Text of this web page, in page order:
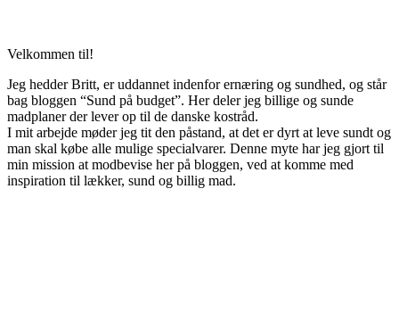
Velkommen til!
Jeg hedder Britt, er uddannet indenfor ernæring og sundhed, og står
bag bloggen “Sund på budget”. Her deler jeg billige og sunde
madplaner der lever op til de danske kostråd.
I mit arbejde møder jeg tit den påstand, at det er dyrt at leve sundt og
man skal købe alle mulige specialvarer. Denne myte har jeg gjort til
min mission at modbevise her på bloggen, ved at komme med
inspiration til lækker, sund og billig mad.